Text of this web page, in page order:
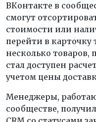
ВКонтакте в
смогут
стоимости или
перейти в карточку
несколько товаров,
стал доступен
учетом цены
Менеджеры,
сообществе,